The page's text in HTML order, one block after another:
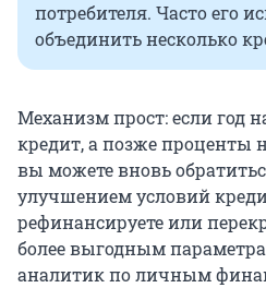
потребителя. Часто его
объединить несколько
Механизм прост: если год
кредит, а позже проценты
вы можете вновь
улучшением условий
рефинансируете или
более выгодным
аналитик по личным